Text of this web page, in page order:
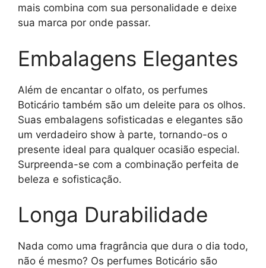
mais combina com sua personalidade e deixe
sua marca por onde passar.
Embalagens Elegantes
Além de encantar o olfato, os perfumes
Boticário também são um deleite para os olhos.
Suas embalagens sofisticadas e elegantes são
um verdadeiro show à parte, tornando-os o
presente ideal para qualquer ocasião especial.
Surpreenda-se com a combinação perfeita de
beleza e sofisticação.
Longa Durabilidade
Nada como uma fragrância que dura o dia todo,
não é mesmo? Os perfumes Boticário são